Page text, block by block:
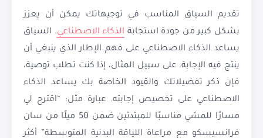
تقديم السياق المناسب في توجيهاتك يمكن أن يعزز
بشكل كبير من جودة استجابة الذكاء الاصطناعي. السياق
يساعد الذكاء الاصطناعي على فهم الإطار الذي ينبغي أن
ينتج فيه الإجابة. على سبيل المثال، إذا كنت تطلب توصية،
فإن ذكر تفضيلاتك والقيود الخاصة بك يساعد الذكاء
الاصطناعي على تخصيص إجابته. عبارة مثل: “اقترح لي
مسارًا للمشي مناسبًا للمبتدئين ضمن 50 ميلًا من سان
فرانسيسكو مع مراعاة اللياقة البدنية المتوسطة” أكثر